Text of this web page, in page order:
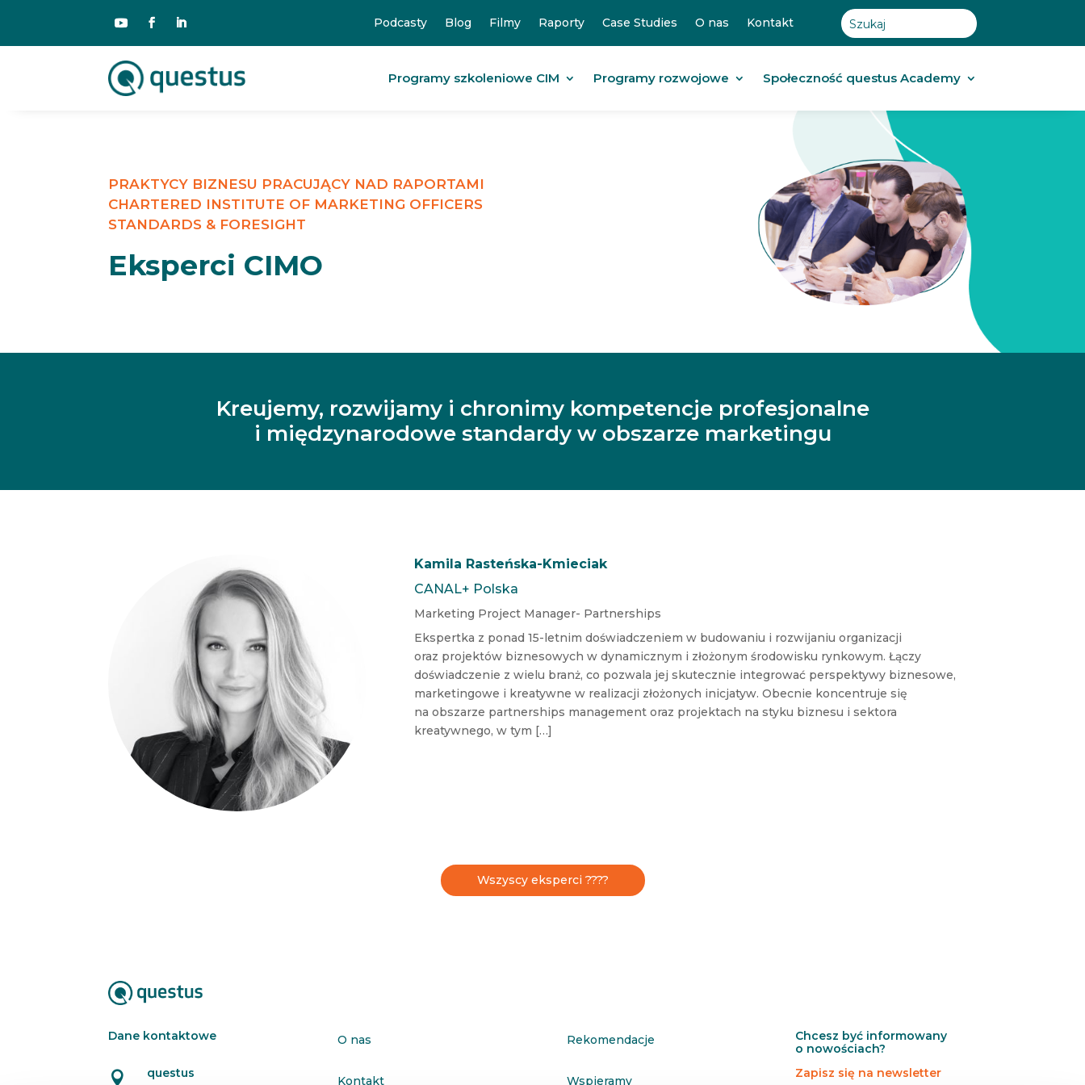
Podcasty Blog Filmy Raporty Case Studies O nas Kontakt
Programy szkoleniowe CIM Programy rozwojowe Społeczność questus Academy
PRAKTYCY BIZNESU PRACUJĄCY NAD RAPORTAMI
CHARTERED INSTITUTE OF MARKETING OFFICERS
STANDARDS & FORESIGHT
Eksperci CIMO
Kreujemy, rozwijamy i chronimy kompetencje profesjonalne
i międzynarodowe standardy w obszarze marketingu
Kamila Rasteńska-Kmieciak
CANAL+ Polska
Marketing Project Manager- Partnerships
Ekspertka z ponad 15-letnim doświadczeniem w budowaniu i rozwijaniu organizacji
oraz projektów biznesowych w dynamicznym i złożonym środowisku rynkowym. Łączy
doświadczenie z wielu branż, co pozwala jej skutecznie integrować perspektywy biznesowe,
marketingowe i kreatywne w realizacji złożonych inicjatyw. Obecnie koncentruje się
na obszarze partnerships management oraz projektach na styku biznesu i sektora
kreatywnego, w tym […]
Wszyscy eksperci ????
Dane kontaktowe

questus
O nas
Kontakt
Rekomendacje
Wspieramy
Chcesz być informowany
o nowościach?
Zapisz się na newsletter